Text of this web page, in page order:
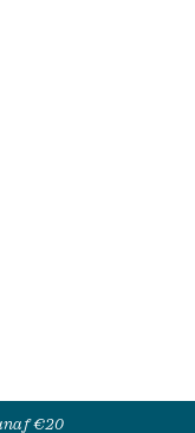
€20